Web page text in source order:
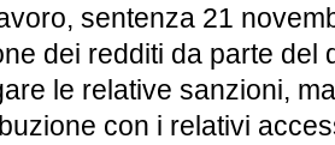
sentenza 21
dei redditi da parte
le relative sanzioni,
con i relativi